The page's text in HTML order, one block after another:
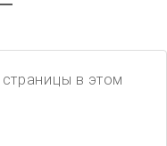
в этом